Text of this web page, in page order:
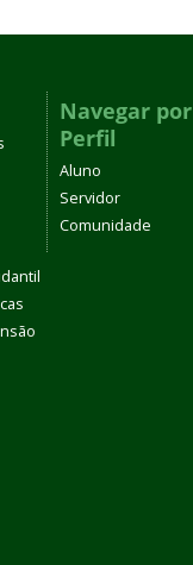
Navegar por
Perfil
Aluno
Servidor
Comunidade